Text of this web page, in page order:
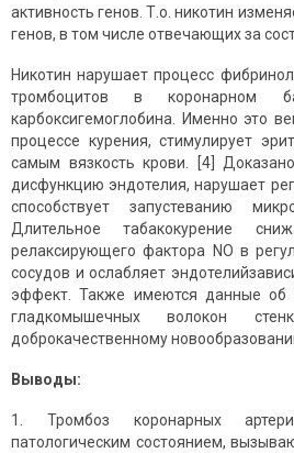
активность генов. Т.о. никотин
генов, в том числе отвечающих за
Никотин нарушает процесс
тромбоцитов в коронарном
карбоксигемоглобина. Именно это
процессе курения, стимулирует
самым вязкость крови. [4]
дисфункцию эндотелия, нарушает
способствует запустеванию
Длительное табакокурение
релаксирующего фактора NO в
сосудов и ослабляет
эффект. Также имеются данные об
гладкомышечных волокон
доброкачественному
Выводы:
1. Тромбоз коронарных
патологическим состоянием,